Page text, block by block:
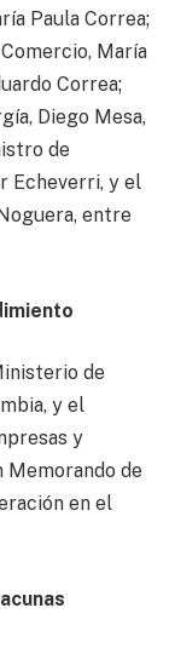
Paula Correa;
María
Correa;
Diego Mesa,
de
Echeverri, y el
entre
de
y el
y
Memorando de
en el